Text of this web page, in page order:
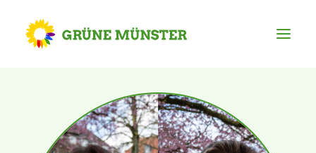
Kreisvorstand